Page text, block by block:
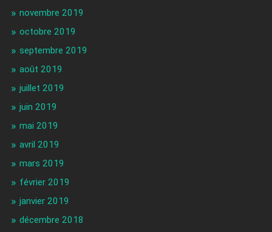
novembre 2019
octobre 2019
septembre 2019
août 2019
juillet 2019
juin 2019
mai 2019
avril 2019
mars 2019
février 2019
janvier 2019
décembre 2018